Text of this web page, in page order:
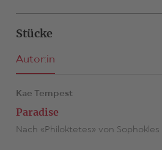
Stücke
Autor:in
Kae Tempest
Paradise
Nach «Philoktetes» von Sophokles